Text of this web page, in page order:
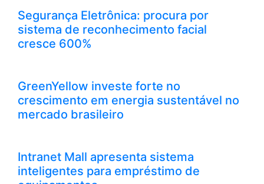
Segurança Eletrônica: procura por
sistema de reconhecimento facial
cresce 600%
GreenYellow investe forte no
crescimento em energia sustentável no
mercado brasileiro
Intranet Mall apresenta sistema
inteligentes para empréstimo de